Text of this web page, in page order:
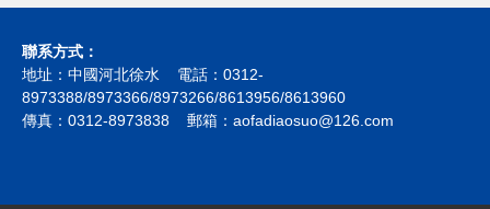
聯系方式：
地址：中國河北徐水 電話：0312-
8973388/8973366/8973266/8613956/8613960
傳真：0312-8973838 郵箱：aofadiaosuo@126.com